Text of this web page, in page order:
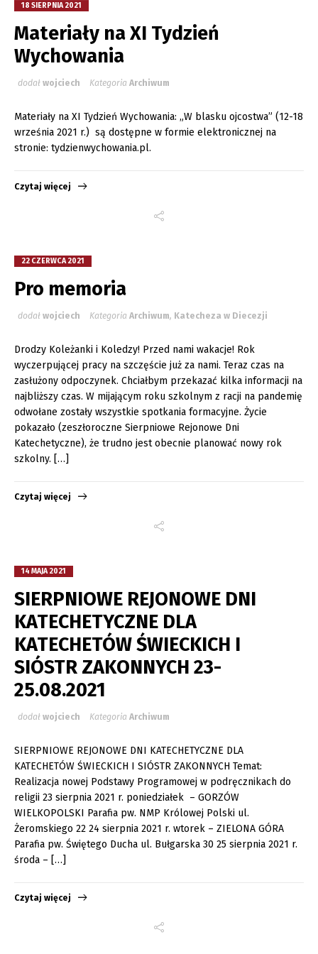
18 SIERPNIA 2021
Materiały na XI Tydzień
Wychowania
dodał wojciech Kategoria Archiwum
Materiały na XI Tydzień Wychowania: „W blasku ojcostwa” (12-18
września 2021 r.) są dostępne w formie elektronicznej na
stronie: tydzienwychowania.pl.
Czytaj więcej
22 CZERWCA 2021
Pro memoria
dodał wojciech Kategoria Archiwum, Katecheza w Diecezji
Drodzy Koleżanki i Koledzy! Przed nami wakacje! Rok
wyczerpującej pracy na szczęście już za nami. Teraz czas na
zasłużony odpoczynek. Chciałbym przekazać kilka informacji na
najbliższy czas. W mijającym roku szkolnym z racji na pandemię
odwołane zostały wszystkie spotkania formacyjne. Życie
pokazało (zeszłoroczne Sierpniowe Rejonowe Dni
Katechetyczne), że trudno jest obecnie planować nowy rok
szkolny. […]
Czytaj więcej
14 MAJA 2021
SIERPNIOWE REJONOWE DNI
KATECHETYCZNE DLA
KATECHETÓW ŚWIECKICH I
SIÓSTR ZAKONNYCH 23-
25.08.2021
dodał wojciech Kategoria Archiwum
SIERPNIOWE REJONOWE DNI KATECHETYCZNE DLA
KATECHETÓW ŚWIECKICH I SIÓSTR ZAKONNYCH Temat:
Realizacja nowej Podstawy Programowej w podręcznikach do
religii 23 sierpnia 2021 r. poniedziałek – GORZÓW
WIELKOPOLSKI Parafia pw. NMP Królowej Polski ul.
Żeromskiego 22 24 sierpnia 2021 r. wtorek – ZIELONA GÓRA
Parafia pw. Świętego Ducha ul. Bułgarska 30 25 sierpnia 2021 r.
środa – […]
Czytaj więcej